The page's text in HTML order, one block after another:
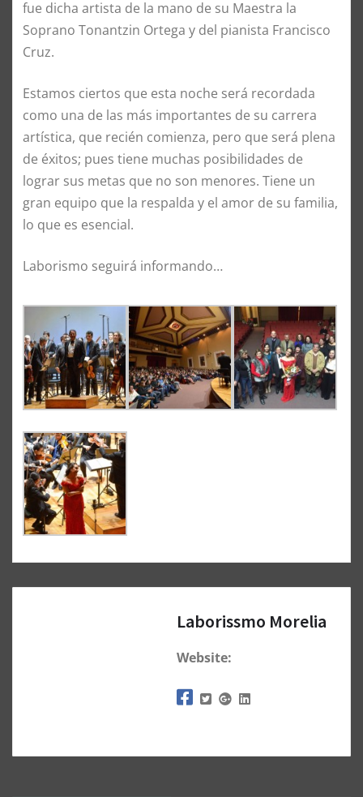
fue dicha artista de la mano de su Maestra la
Soprano Tonantzin Ortega y del pianista Francisco
Cruz.
Estamos ciertos que esta noche será recordada
como una de las más importantes de su carrera
artística, que recién comienza, pero que será plena
de éxitos; pues tiene muchas posibilidades de
lograr sus metas que no son menores. Tiene un
gran equipo que la respalda y el amor de su familia,
lo que es esencial.
Laborismo seguirá informando…
Laborissmo Morelia
Website: